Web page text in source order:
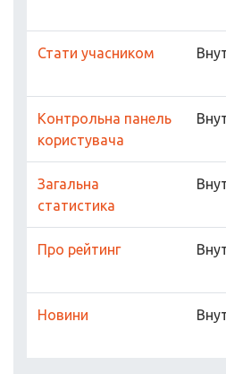
Стати учасником
Контрольна панель
користувача
Загальна
статистика
Про рейтинг
Новини